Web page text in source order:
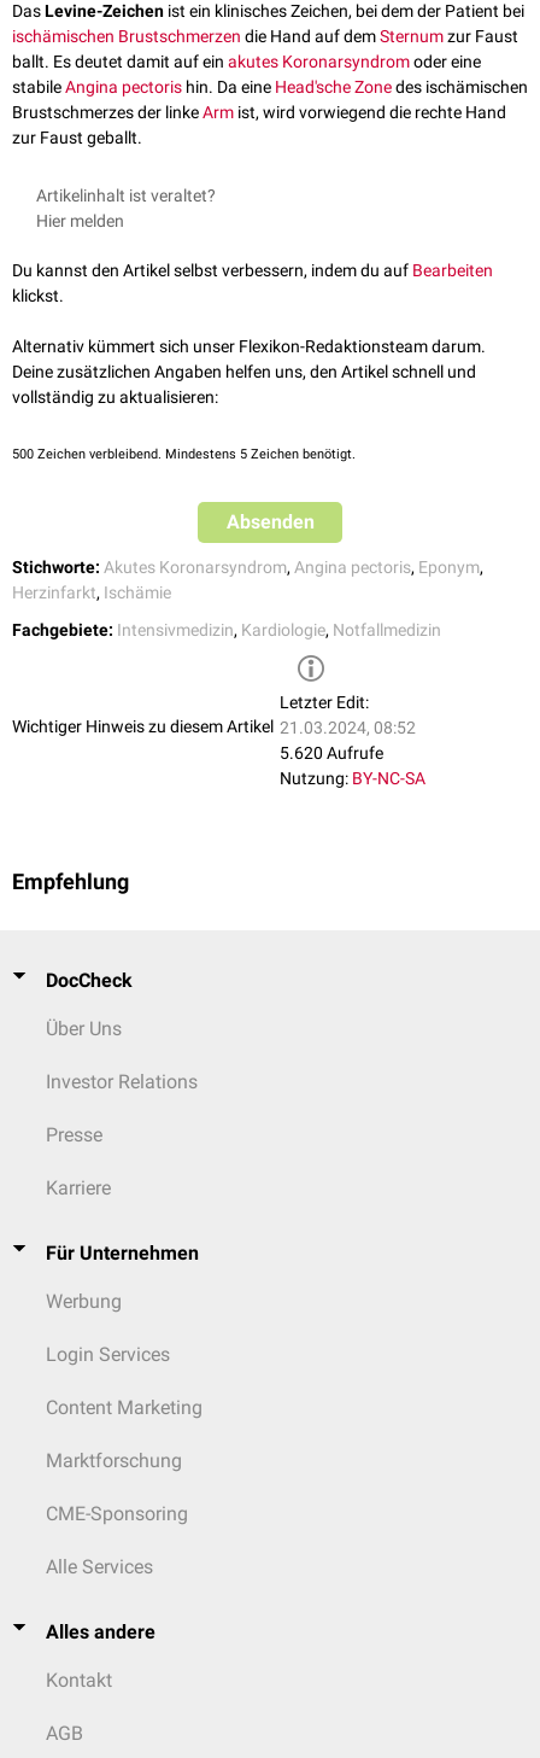
DasLevine-Zeichen ist ein klinisches Zeichen, bei dem der Patient bei
ischämischen Brustschmerzen die Hand auf demSternumzur Faust
ballt. Es deutet damit auf ein akutes Koronarsyndromoder eine
stabileAngina pectoris hin. Da eine Head'sche Zonedes ischämischen
Brustschmerzes der linkeArm ist, wird vorwiegend die rechte Hand
zur Faust geballt.
Artikelinhalt ist veraltet?
Hier melden
Du kannst den Artikel selbst verbessern, indem du auf Bearbeiten
klickst.
Alternativ kümmert sich unser Flexikon-Redaktionsteam darum.
Deine zusätzlichen Angaben helfen uns, den Artikel schnell und
vollständig zu aktualisieren:
500 Zeichen verbleibend. Mindestens 5 Zeichen benötigt.
Absenden
Stichworte: Akutes Koronarsyndrom, Angina pectoris, Eponym,
Herzinfarkt, Ischämie
Fachgebiete: Intensivmedizin, Kardiologie, Notfallmedizin
Wichtiger Hinweis zu diesem Artikel
Letzter Edit:
21.03.2024, 08:52
5.620 Aufrufe
Nutzung: BY-NC-SA
Empfehlung
DocCheck
Über Uns
Investor Relations
Presse
Karriere
Für Unternehmen
Werbung
Login Services
Content Marketing
Marktforschung
CME-Sponsoring
Alle Services
Alles andere
Kontakt
AGB